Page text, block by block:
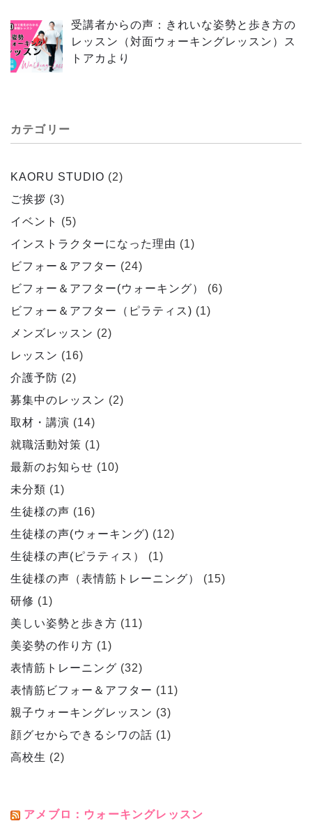
受講者からの声：きれいな姿勢と歩き方の
レッスン（対面ウォーキングレッスン）ス
トアカより
カテゴリー
KAORU STUDIO (2)
ご挨拶 (3)
イベント
(5)
インストラクターになった理由 (1)
ビフォー＆アフター (24)
ビフォー＆アフター(ウォーキング）
(6)
ビフォー＆アフター（ピラティス) (1)
メンズレッスン (2)
レッスン (16)
介護予防 (2)
募集中のレッスン (2)
取材・講演 (14)
就職活動対策 (1)
最新のお知らせ (10)
未分類 (1)
生徒様の声 (16)
生徒様の声(ウォーキング) (12)
生徒様の声(ピラティス）
(1)
生徒様の声（表情筋トレーニング）
(15)
研修 (1)
美しい姿勢と歩き方 (11)
美姿勢の作り方 (1)
表情筋トレーニング (32)
表情筋ビフォー＆アフター (11)
親子ウォーキングレッスン (3)
顔グセからできるシワの話 (1)
高校生 (2)
アメブロ：ウォーキングレッスン